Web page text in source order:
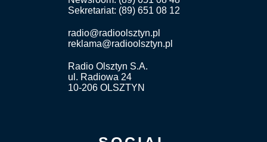
Sekretariat: (89) 651 08 12
radio@radioolsztyn.pl
reklama@radioolsztyn.pl
Radio Olsztyn S.A.
ul. Radiowa 24
10-206 OLSZTYN